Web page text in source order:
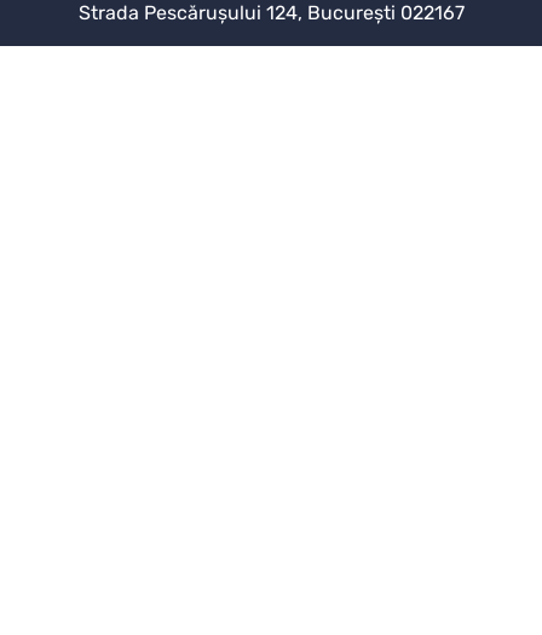
Strada Pescărușului 124, București 022167